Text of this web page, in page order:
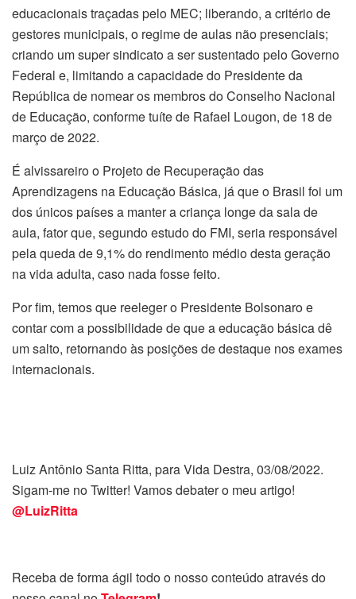
educacionais traçadas pelo MEC; liberando, a critério de
gestores municipais, o regime de aulas não presenciais;
criando um super sindicato a ser sustentado pelo Governo
Federal e, limitando a capacidade do Presidente da
República de nomear os membros do Conselho Nacional
de Educação, conforme tuíte de Rafael Lougon, de 18 de
março de 2022.
É alvissareiro o Projeto de Recuperação das
Aprendizagens na Educação Básica, já que o Brasil foi um
dos únicos países a manter a criança longe da sala de
aula, fator que, segundo estudo do FMI, seria responsável
pela queda de 9,1% do rendimento médio desta geração
na vida adulta, caso nada fosse feito.
Por fim, temos que reeleger o Presidente Bolsonaro e
contar com a possibilidade de que a educação básica dê
um salto, retornando às posições de destaque nos exames
internacionais.
Luiz Antônio Santa Ritta, para Vida Destra, 03/08/2022.
Sigam-me no Twitter! Vamos debater o meu artigo!
@LuizRitta
Receba de forma ágil todo o nosso conteúdo através do